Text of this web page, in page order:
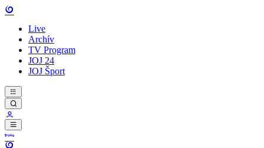
Live
Archív
TV Program
JOJ 24
JOJ Šport